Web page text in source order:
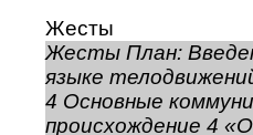
Жесты
Жесты План:
языке
4 Основные
происхождение 4